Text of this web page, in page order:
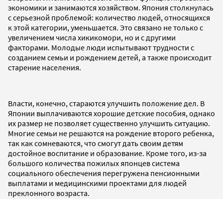
экономики и занимаются хозяйством. Япония столкнулась
с серьезной проблемой: количество людей, относящихся
к этой категории, уменьшается. Это связано не только с
увеличением числа хикикомори, но и с другими
факторами. Молодые люди испытывают трудности с
созданием семьи и рождением детей, а также происходит
старение населения.
Власти, конечно, стараются улучшить положение дел. В
Японии выплачиваются хорошие детские пособия, однако
их размер не позволяет существенно улучшить ситуацию.
Многие семьи не решаются на рождение второго ребенка,
так как сомневаются, что смогут дать своим детям
достойное воспитание и образование. Кроме того, из-за
большого количества пожилых японцев система
социального обеспечения перегружена пенсионными
выплатами и медицинскими проектами для людей
преклонного возраста.